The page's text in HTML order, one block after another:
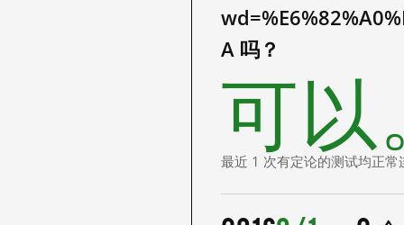
A 吗？
可以
最近 1 次有定论的测试均正常